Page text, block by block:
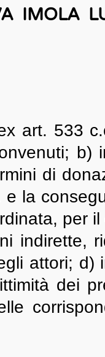
IMOLA
art. 533
b)
di
e la
per il
indirette,
attori; d)
dei